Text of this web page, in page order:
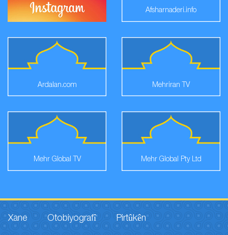
Afsharnaderi.info
Ardalan.com Mehriran TV
Mehr Global TV Mehr Global Pty Ltd
Xane Otobiyografî Pirtûkên